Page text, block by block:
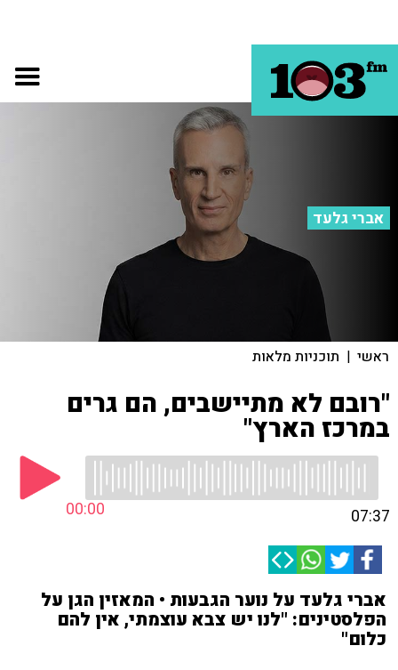
אברי גלעד
ראשי | תוכניות מלאות
"רובם לא מתיישבים, הם גרים
במרכז הארץ"
00:00 07:37
אברי גלעד על נוער הגבעות • המאזין הגן על
הפלסטינים: "לנו יש צבא עוצמתי, אין להם
כלום"